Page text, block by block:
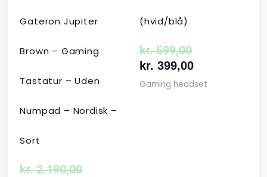
Gateron Jupiter
Brown – Gaming
Tastatur – Uden
Numpad – Nordisk –
Sort
kr.2.190,00
(hvid/blå)
kr.599,00
kr. 399,00
Gaming headset